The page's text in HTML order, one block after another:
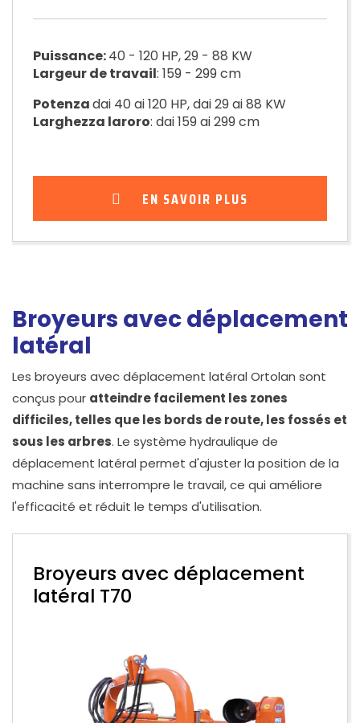
Puissance:40 - 120 HP, 29 - 88 KW
Largeur de travail: 159 - 299 cm
Potenzadai 40 ai 120 HP, dai 29 ai 88 KW
Larghezza laroro: dai 159 ai 299 cm
EN SAVOIR PLUS
Broyeurs avec déplacement
latéral
Les broyeurs avec déplacement latéral Ortolan sont
conçus pour atteindre facilement les zones
difficiles, telles que les bords de route, les fossés et
sous les arbres. Le système hydraulique de
déplacement latéral permet d'ajuster la position de la
machine sans interrompre le travail, ce qui améliore
l'efficacité et réduit le temps d'utilisation.
Broyeurs avec déplacement
latéral T70